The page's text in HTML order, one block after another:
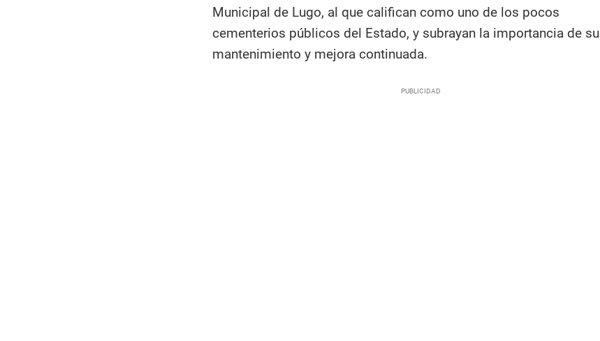
Municipal de Lugo, al que califican como uno de los pocos
cementerios públicos del Estado, y subrayan la importancia de su
mantenimiento y mejora continuada.